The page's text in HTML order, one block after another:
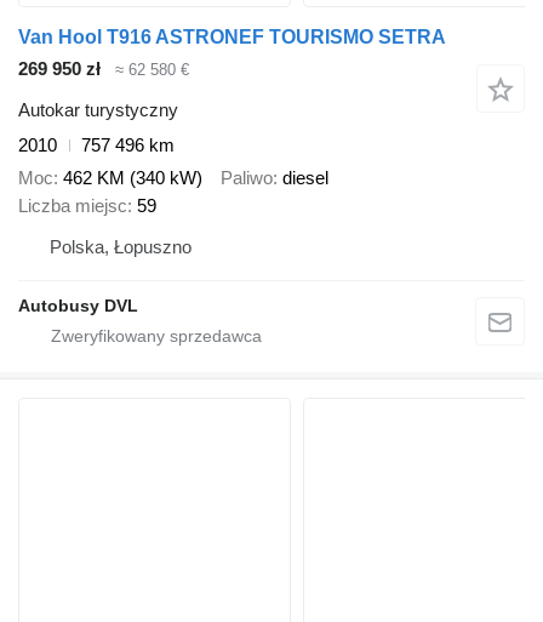
Van Hool T916 ASTRONEF TOURISMO SETRA
269 950 zł
≈ 62 580 €
Autokar turystyczny
2010
757 496 km
Moc 462 KM (340 kW) Paliwo diesel
Liczba miejsc 59
Polska, Łopuszno
Autobusy DVL